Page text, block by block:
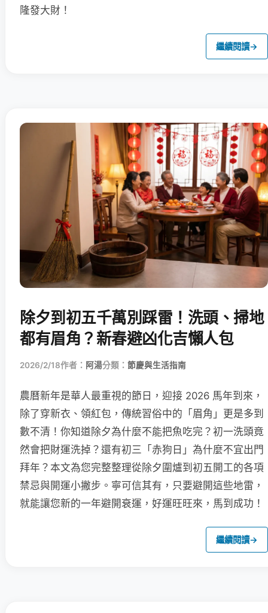
隆發大財！
繼續閱讀→
除夕到初五千萬別踩雷！洗頭、掃地
都有眉角？新春避凶化吉懶人包
2026/2/18作者： 阿湯分類： 節慶與生活指南
農曆新年是華人最重視的節日，迎接 2026 馬年到來，
除了穿新衣、領紅包，傳統習俗中的「眉角」更是多到
數不清！你知道除夕為什麼不能把魚吃完？初一洗頭竟
然會把財運洗掉？還有初三「赤狗日」為什麼不宜出門
拜年？本文為您完整整理從除夕圍爐到初五開工的各項
禁忌與開運小撇步。寧可信其有，只要避開這些地雷，
就能讓您新的一年避開衰運，好運旺旺來，馬到成功！
繼續閱讀→